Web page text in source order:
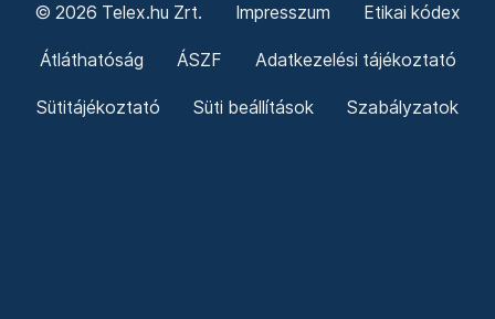
© 2026 Telex.hu Zrt. Impresszum Etikai kódex
Átláthatóság ÁSZF Adatkezelési tájékoztató
Sütitájékoztató Süti beállítások Szabályzatok